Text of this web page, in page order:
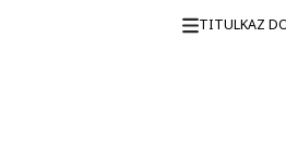
TITULKAZ